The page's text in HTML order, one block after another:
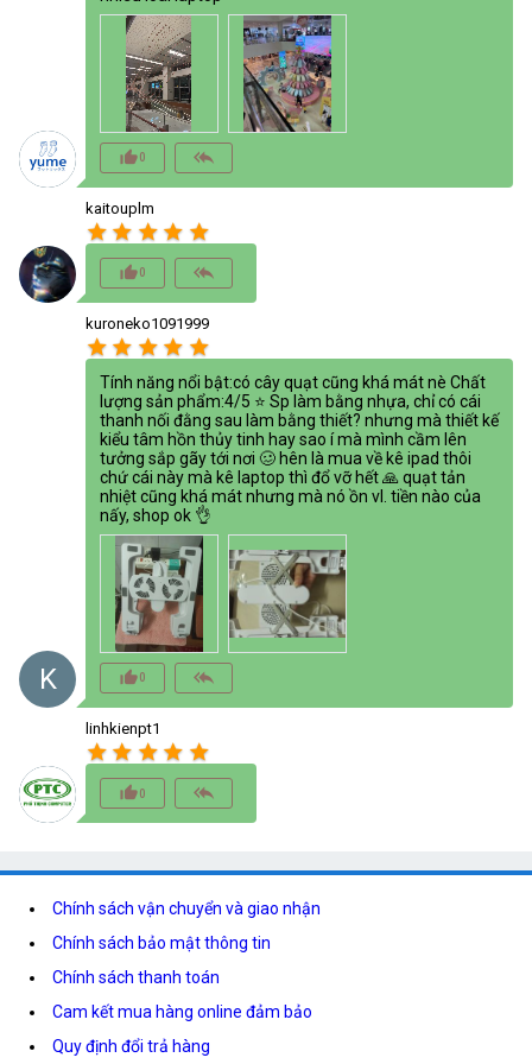
thumb_up_alt0 reply_all
kaitouplm
star star star star star
thumb_up_alt0 reply_all
K
kuroneko1091999
star star star star star
Tính năng nổi bật:có cây quạt cũng khá mát nè Chất
lượng sản phẩm:4/5 ⭐ Sp làm bằng nhựa, chỉ có cái
thanh nối đằng sau làm bằng thiết? nhưng mà thiết kế
kiểu tâm hồn thủy tinh hay sao í mà mình cầm lên
tưởng sắp gãy tới nơi 🥴 hên là mua về kê ipad thôi
chứ cái này mà kê laptop thì đổ vỡ hết 🙏 quạt tản
nhiệt cũng khá mát nhưng mà nó ồn vl. tiền nào của
nấy, shop ok 👌
thumb_up_alt0 reply_all
linhkienpt1
star star star star star
thumb_up_alt0 reply_all
Chính sách vận chuyển và giao nhận
Chính sách bảo mật thông tin
Chính sách thanh toán
Cam kết mua hàng online đảm bảo
Quy định đổi trả hàng